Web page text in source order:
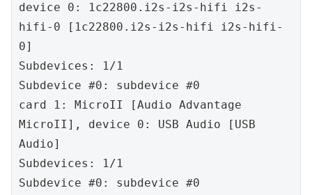
device 0: 1c22800.i2s-i2s-hifi i2s-
hifi-0 [1c22800.i2s-i2s-hifi i2s-hifi-
0]
Subdevices: 1/1
Subdevice #0: subdevice #0
card 1: MicroII [Audio Advantage
MicroII], device 0: USB Audio [USB
Audio]
Subdevices: 1/1
Subdevice #0: subdevice #0